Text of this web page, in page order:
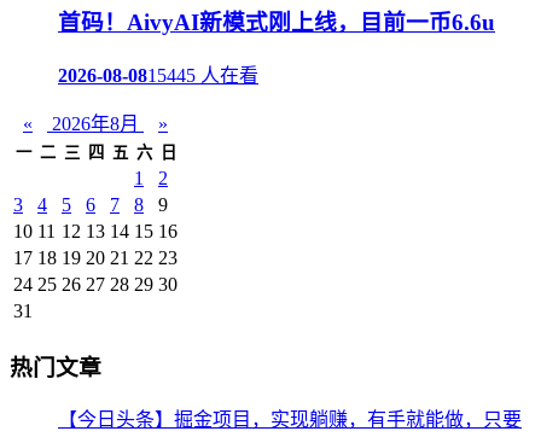
首码！AivyAI新模式刚上线，目前一币6.6u
2026-08-0815445 人在看
« 2026年8月 »
一 二 三 四 五 六 日
1
2
3
4 5 6 7 8
9
10 11 12 13 14 15 16
17 18 19 20 21 22 23
24 25 26 27 28 29 30
31
热门文章
【今日头条】掘金项目，实现躺赚，有手就能做，只要